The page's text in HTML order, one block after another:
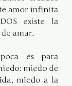
amor infinita
existe la
amar.
es para
miedo de
miedo a la